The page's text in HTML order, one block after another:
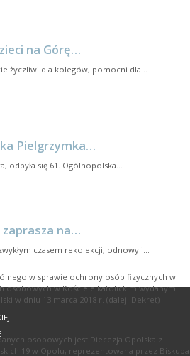
na Górę…
życzliwi dla kolegów, pomocni dla…
Pielgrzymka…
odbyła się 61. Ogólnopolska…
zaprasza na…
czasem rekolekcji, odnowy i…
w sprawie ochrony osób fizycznych w
osobowych w Kościele katolickim wydanym
w dniu 13 marca 2018 r. (dalej: Dekret)
osobowych jest Diecezja Opolska z
19 w Opolu, reprezentowana przez Biskupa